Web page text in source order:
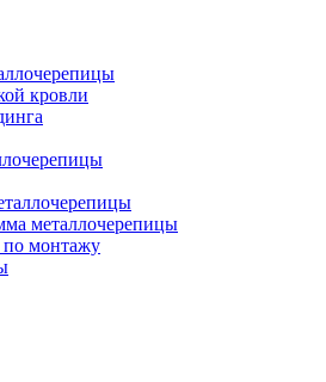
кровли
металлочерепицы
монтажу